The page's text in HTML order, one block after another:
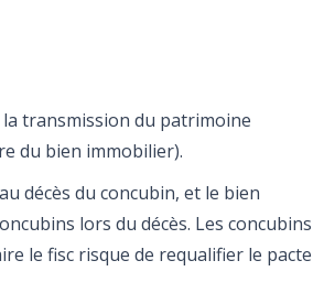
transmission du patrimoine
du bien immobilier).
décès du concubin, et le bien
lors du décès. Les concubins
le fisc risque de requalifier le pacte